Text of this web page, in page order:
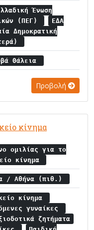
Ένωση
(ΠΕΓ)
ΕΔΑ
Δημοκρατική
Θάλεια
Προβολή
κίνημα
ομιλίας για το
κίνημα
/ Αθήνα (πιθ.)
κίνημα
γυναίκες
ζητήματα